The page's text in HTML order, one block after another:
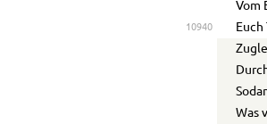
Vom
10940
Was